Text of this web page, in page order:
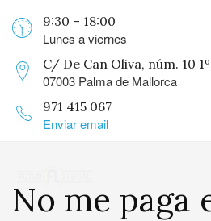
9:30 – 18:00
Lunes a viernes
C/ De Can Oliva, núm. 10 1º
07003 Palma de Mallorca
971 415 067
Enviar email
No me paga